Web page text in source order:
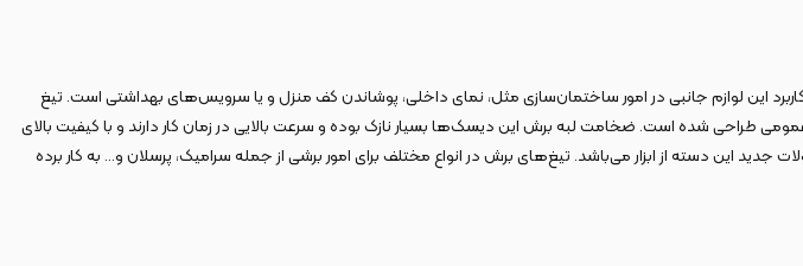
این لوازم جانبی در امور ساختمان‌سازی مثل، نمای داخلی، پوشاندن کف منزل و یا سرویس‌های بهداشتی است. تیغ
کارگاهی و عمومی طراحی شده است. ضخامت لبه برش این دیسک‌‌ها بسیار نازک بوده و سرعت بالایی در زمان کار دارند و با کیفیت بالای
این دسته از ابزار می‌باشد. تیغ‌های برش در انواع مختلف برای امور برشی از جمله سرامیک، پرسلان و… به‌ کار برده